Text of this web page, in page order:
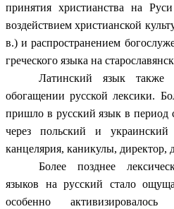
принятия христианства на
воздействием христианской
в.) и распространением
греческого языка на
Латинский язык
обогащении русской лексики.
пришло в русский язык в
через польский и
канцелярия, каникулы, директор,
Более позднее
языков на русский стало
особенно